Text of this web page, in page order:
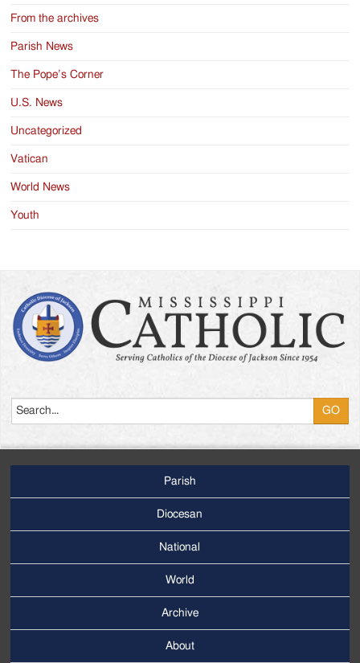
From the archives
Parish News
The Pope’s Corner
U.S. News
Uncategorized
Vatican
World News
Youth
Menu
Parish
Diocesan
National
World
Archive
About